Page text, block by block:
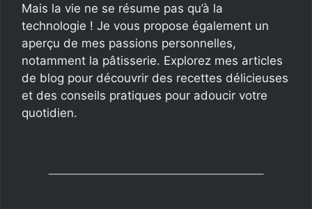
Mais la vie ne se résume pas qu’à la
technologie ! Je vous propose également un
aperçu de mes passions personnelles,
notamment la pâtisserie. Explorez mes articles
de blog pour découvrir des recettes délicieuses
et des conseils pratiques pour adoucir votre
quotidien.